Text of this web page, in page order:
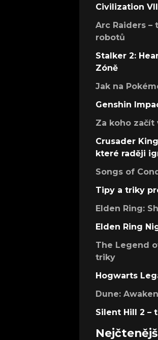
Civilization
Arc Raiders
robotů
Stalker 2:
Zóně
Jak na
Genshin
Za koho začít
Crusader
které raději
Songs of
Tipy a triky
Elden Ring:
Elden Ring
The Legend
triky
Hogwarts
Dune:
Silent Hill 2 –